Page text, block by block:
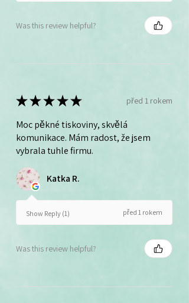
Was this review helpful?
★★★★★ před 1 rokem
Moc pěkné tiskoviny, skvělá
komunikace. Mám radost, že jsem
vybrala tuhle firmu.
Katka R.
Show Reply (1) před 1 rokem
Was this review helpful?